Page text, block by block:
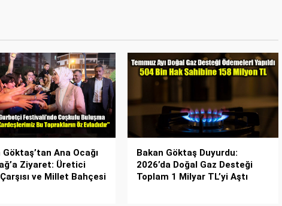
Göktaş’tan Ana Ocağı
Ziyaret: Üretici
Çarşısı ve Millet Bahçesi
Bakan Göktaş Duyurdu:
2026’da Doğal Gaz Desteği
Toplam 1 Milyar TL’yi Aştı